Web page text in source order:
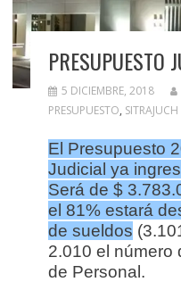
PRESUPUESTO
5 DICIEMBRE, 2018
PRESUPUESTO, SITRAJUCH
El Presupuesto
Judicial ya
Será de $
el 81% estará
de sueldos
2.010 el número
de Personal.